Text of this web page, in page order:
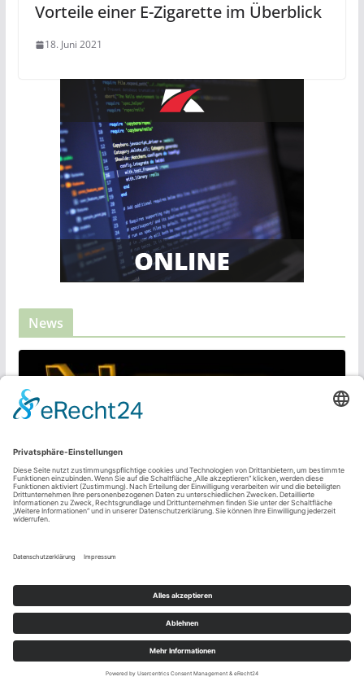
Vorteile einer E-Zigarette im Überblick
18. Juni 2021
News
Mehr als nur Klicks: Die Rolle
von Qualitätsjournalismus im
digitalen Zeitalter
6. Oktober 2023 admin